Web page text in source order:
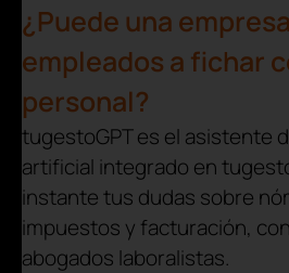
¿Puede una
empleados a fichar
personal?
tugestoGPT es el asistente
artificial integrado en
instante tus dudas sobre
impuestos y facturación,
abogados laboralistas.